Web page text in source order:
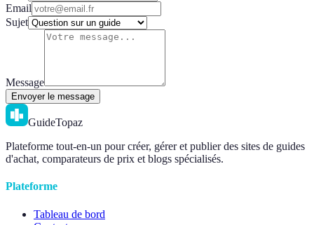
Email
Sujet
Message
Envoyer le message
GuideTopaz
Plateforme tout-en-un pour créer, gérer et publier des sites de guides
d'achat, comparateurs de prix et blogs spécialisés.
Plateforme
Tableau de bord